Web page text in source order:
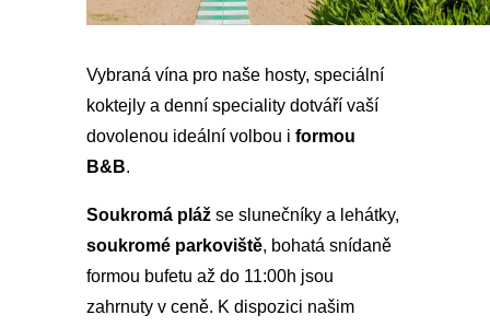
Vybraná vína pro naše hosty, speciální
koktejly a denní speciality dotváří vaší
dovolenou ideální volbou iformou
B&B.
Soukromá pláž se slunečníky a lehátky,
soukromé parkoviště, bohatá snídaně
formou bufetu až do 11:00h jsou
zahrnuty v ceně. K dispozici našim